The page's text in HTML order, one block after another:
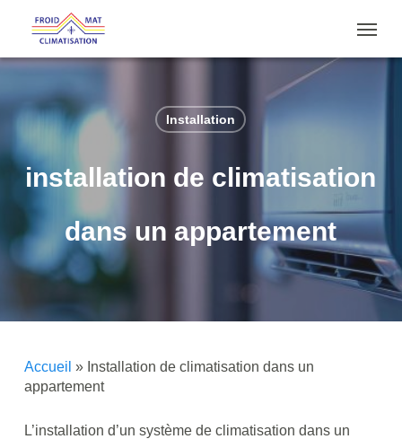
content
Menu
Installation
installation de climatisation
dans un appartement
Accueil » Installation de climatisation dans un
appartement
L’installation d’un système de climatisation dans un